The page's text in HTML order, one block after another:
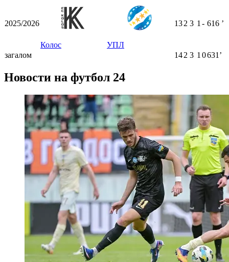
2025/2026
Колос УПЛ
132 3 1 - 616 ʼ
загалом 142 3 1 0631ʼ
Новости на футбол 24